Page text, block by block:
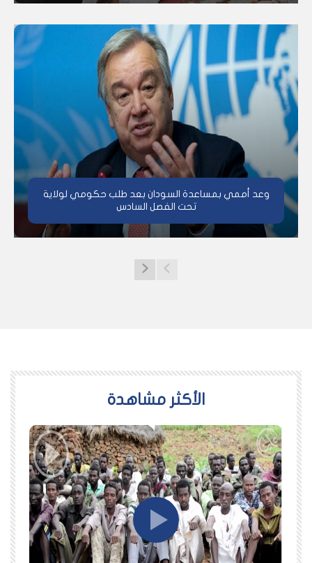
وعد أممي بمساعدة السودان بعد طلب حكومي لولاية
تحت الفصل السادس
اﻷكثر مشاهدة